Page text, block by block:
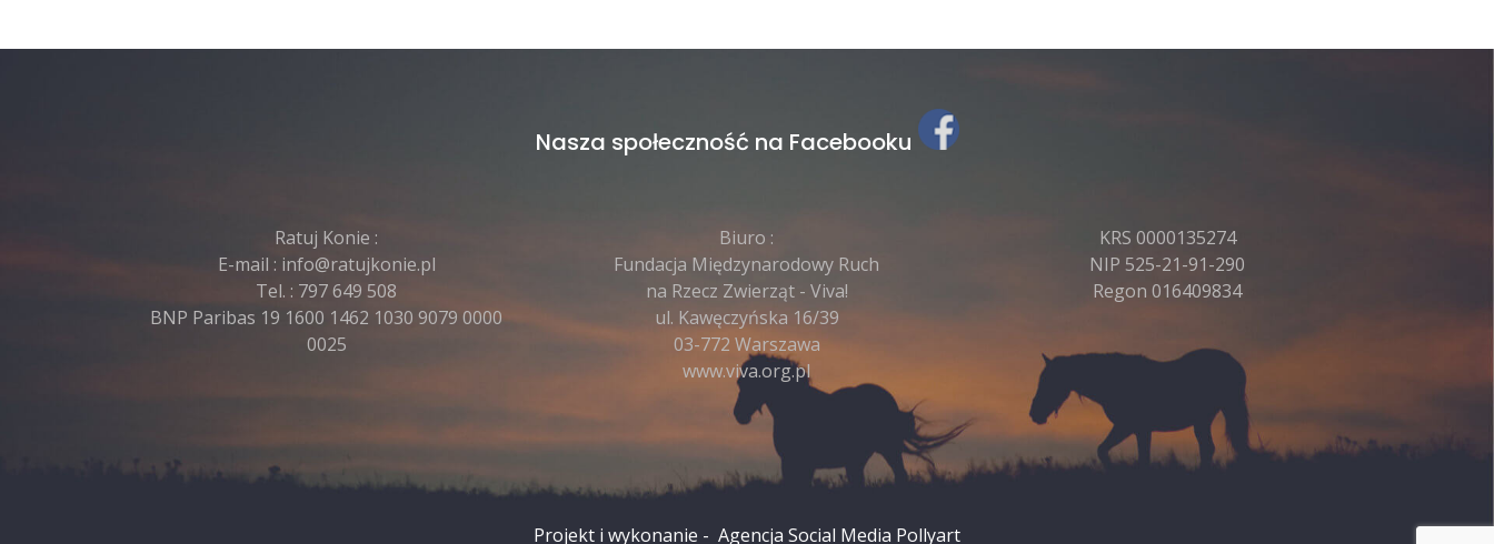
Nasza społeczność na Facebooku
Ratuj Konie :
E-mail : info@ratujkonie.pl
Tel. : 797 649 508
BNP Paribas 19 1600 1462 1030 9079 0000
0025
Biuro :
Fundacja Międzynarodowy Ruch
na Rzecz Zwierząt - Viva!
ul. Kawęczyńska 16/39
03-772 Warszawa
www.viva.org.pl
KRS 0000135274
NIP 525-21-91-290
Regon 016409834
Projekt i wykonanie - Agencja Social Media Pollyart